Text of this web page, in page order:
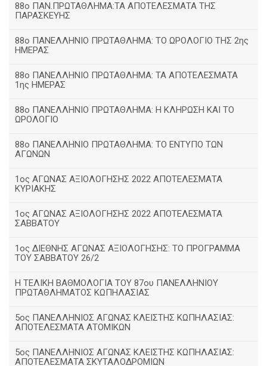
88ο ΠΑΝ.ΠΡΩΤΑΘΛΗΜΑ:ΤΑ ΑΠΟΤΕΛΕΣΜΑΤΑ ΤΗΣ
ΠΑΡΑΣΚΕΥΗΣ
88ο ΠΑΝΕΛΛΗΝΙΟ ΠΡΩΤΑΘΛΗΜΑ: ΤΟ ΩΡΟΛΟΓΙΟ ΤΗΣ 2ης
ΗΜΕΡΑΣ
88ο ΠΑΝΕΛΛΗΝΙΟ ΠΡΩΤΑΘΛΗΜΑ: ΤΑ ΑΠΟΤΕΛΕΣΜΑΤΑ
1ης ΗΜΕΡΑΣ
88ο ΠΑΝΕΛΛΗΝΙΟ ΠΡΩΤΑΘΛΗΜΑ: Η ΚΛΗΡΩΣΗ ΚΑΙ ΤΟ
ΩΡΟΛΟΓΙΟ
88ο ΠΑΝΕΛΛΗΝΙΟ ΠΡΩΤΑΘΛΗΜΑ: ΤΟ ΕΝΤΥΠΟ ΤΩΝ
ΑΓΩΝΩΝ
1ος ΑΓΩΝΑΣ ΑΞΙΟΛΟΓΗΣΗΣ 2022 ΑΠΟΤΕΛΕΣΜΑΤΑ
ΚΥΡΙΑΚΗΣ
1ος ΑΓΩΝΑΣ ΑΞΙΟΛΟΓΗΣΗΣ 2022 ΑΠΟΤΕΛΕΣΜΑΤΑ
ΣΑΒΒΑΤΟΥ
1ος ΔΙΕΘΝΗΣ ΑΓΩΝΑΣ ΑΞΙΟΛΟΓΗΣΗΣ: ΤΟ ΠΡΟΓΡΑΜΜΑ
ΤΟΥ ΣΑΒΒΑΤΟΥ 26/2
Η ΤΕΛΙΚΗ ΒΑΘΜΟΛΟΓΙΑ ΤΟΥ 87ου ΠΑΝΕΛΛΗΝΙΟΥ
ΠΡΩΤΑΘΛΗΜΑΤΟΣ ΚΩΠΗΛΑΣΙΑΣ
5ος ΠΑΝΕΛΛΗΝΙΟΣ ΑΓΩΝΑΣ ΚΛΕΙΣΤΗΣ ΚΩΠΗΛΑΣΙΑΣ:
ΑΠΟΤΕΛΕΣΜΑΤΑ ΑΤΟΜΙΚΩΝ
5ος ΠΑΝΕΛΛΗΝΙΟΣ ΑΓΩΝΑΣ ΚΛΕΙΣΤΗΣ ΚΩΠΗΛΑΣΙΑΣ:
ΑΠΟΤΕΛΕΣΜΑΤΑ ΣΚΥΤΑΛΟΔΡΟΜΙΩΝ